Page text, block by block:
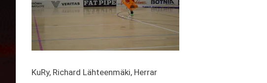
KuRy, Richard Lähteenmäki, Herrar